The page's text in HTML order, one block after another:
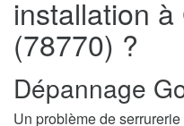
installation
(78770) ?
Dépannage
Un problème de